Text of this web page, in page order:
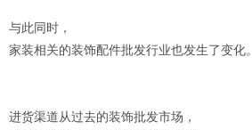
与此同时，
家装相关的装饰配件批发行业也发生了变化。
进货渠道从过去的装饰批发市场，